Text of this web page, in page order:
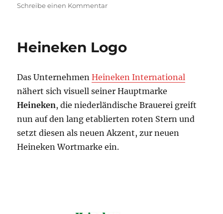
Schreibe einen Kommentarzu
Heineken Logo
Das UnternehmenHeineken International
nähert sich visuell seiner Hauptmarke
Heineken, die niederländische Brauerei greift
nun auf den lang etablierten roten Stern und
setzt diesen als neuen Akzent, zur neuen
Heineken Wortmarke ein.